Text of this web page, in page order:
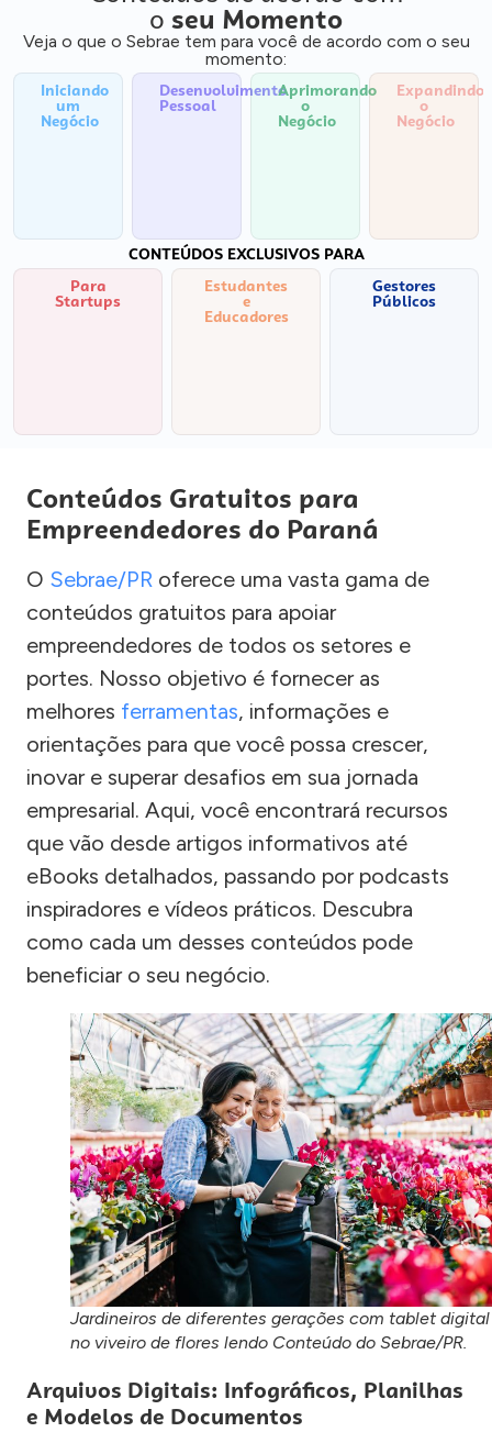
o seu Momento
Veja o que o Sebrae tem para você de acordo com o seu
momento:
Iniciando
um
Negócio
Desenvolvimento
Pessoal
Aprimorando
o
Negócio
Expandindo
o
Negócio
CONTEÚDOS EXCLUSIVOS PARA
Para
Startups
Estudantes
e
Educadores
Gestores
Públicos
Conteúdos Gratuitos para
Empreendedores do Paraná
O Sebrae/PR oferece uma vasta gama de
conteúdos gratuitos para apoiar
empreendedores de todos os setores e
portes. Nosso objetivo é fornecer as
melhores ferramentas, informações e
orientações para que você possa crescer,
inovar e superar desafios em sua jornada
empresarial. Aqui, você encontrará recursos
que vão desde artigos informativos até
eBooks detalhados, passando por podcasts
inspiradores e vídeos práticos. Descubra
como cada um desses conteúdos pode
beneficiar o seu negócio.
Jardineiros de diferentes gerações com tablet digital
no viveiro de flores lendo Conteúdo do Sebrae/PR.
Arquivos Digitais: Infográficos, Planilhas
e Modelos de Documentos